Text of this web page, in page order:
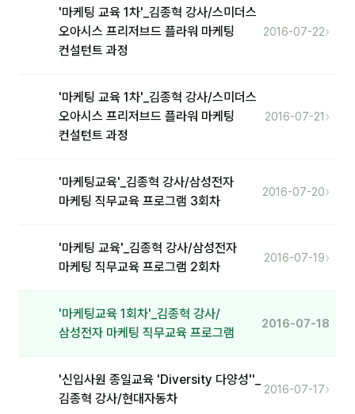
재무·계약
B2B 영업도구
용어사전
트렌드 리포트
'마케팅 교육 1차'_김종혁 강사/스미더스
오아시스 프리저브드 플라워 마케팅
컨설턴트 과정
2016-07-22›
'마케팅 교육 1차'_김종혁 강사/스미더스
오아시스 프리저브드 플라워 마케팅
컨설턴트 과정
2016-07-21 ›
'마케팅교육'_김종혁 강사/삼성전자
마케팅 직무교육 프로그램 3회차
2016-07-20›
'마케팅 교육'_김종혁 강사/삼성전자
마케팅 직무교육 프로그램 2회차
2016-07-19›
'마케팅교육 1회차'_김종혁 강사/
삼성전자 마케팅 직무교육 프로그램
2016-07-18
'신입사원 종일교육 'Diversity 다양성''_
김종혁 강사/현대자동차
2016-07-17›